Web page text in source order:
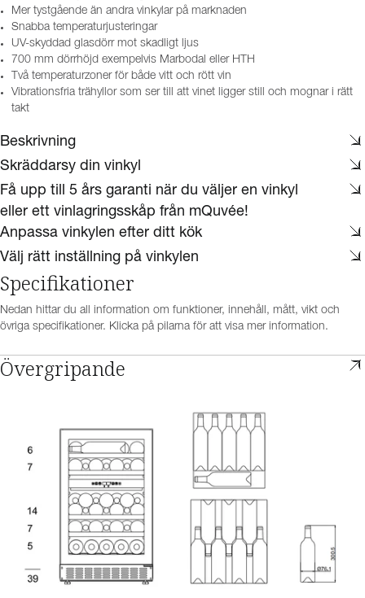
Mer tystgående än andra vinkylar på marknaden
Snabba temperaturjusteringar
UV-skyddad glasdörr mot skadligt ljus
700 mm dörrhöjd exempelvis Marbodal eller HTH
Två temperaturzoner för både vitt och rött vin
Vibrationsfria trähyllor som ser till att vinet ligger still och mognar i rätt
takt
Beskrivning
Skräddarsy din vinkyl
Få upp till 5 års garanti när du väljer en vinkyl
eller ett vinlagringsskåp från mQuvée!
Anpassa vinkylen efter ditt kök
Välj rätt inställning på vinkylen
Specifikationer
Nedan hittar du all information om funktioner, innehåll, mått, vikt och
övriga specifikationer. Klicka på pilarna för att visa mer information.
Övergripande